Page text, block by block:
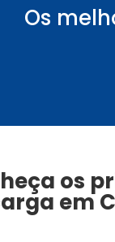
Os
os
em